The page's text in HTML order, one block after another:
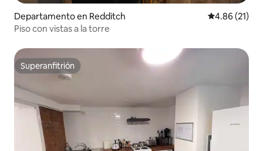
Departamento en Redditch Calificación
4.86 (21)
Piso con vistas a la torre
Superanfitrión
Superanfitrión